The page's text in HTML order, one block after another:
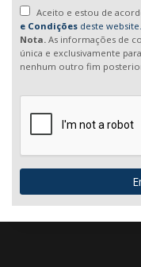
Aceito e estou de
e Condições deste website.
Nota. As informações de
única e exclusivamente
nenhum outro fim